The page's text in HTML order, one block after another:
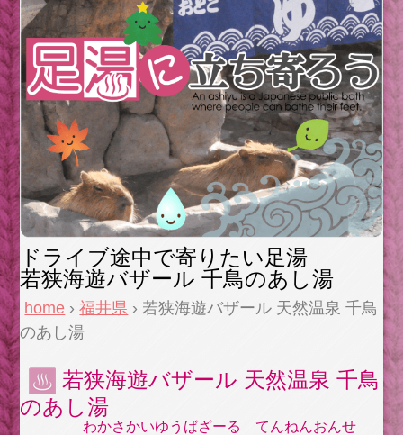
ドライブ途中で寄りたい足湯
若狭海遊バザール 千鳥のあし湯
home ›福井県 › 若狭海遊バザール 天然温泉 千鳥
のあし湯
若狭海遊バザール 天然温泉 千鳥
のあし湯
わかさかいゆうばざーる てんねんおんせ